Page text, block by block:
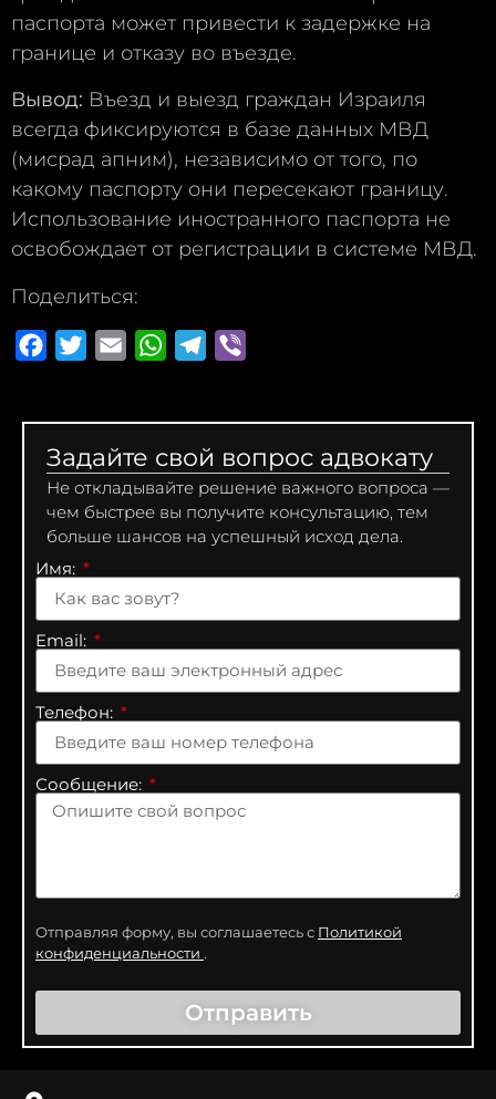
паспорта может привести к задержке на
границе и отказу во въезде.
Вывод: Въезд и выезд граждан Израиля
всегда фиксируются в базе данных МВД
(мисрад апним), независимо от того, по
какому паспорту они пересекают границу.
Использование иностранного паспорта не
освобождает от регистрации в системе МВД.
Поделиться:
FacebookTwitterEmail WhatsApp
Telegram
Задайте свой вопрос адвокату
Не откладывайте решение важного вопроса —
чем быстрее вы получите консультацию, тем
больше шансов на успешный исход дела.
Имя:
Email:
Телефон:
Сообщение:
Отправляя форму, вы соглашаетесь с Политикой
конфиденциальности .
Отправить